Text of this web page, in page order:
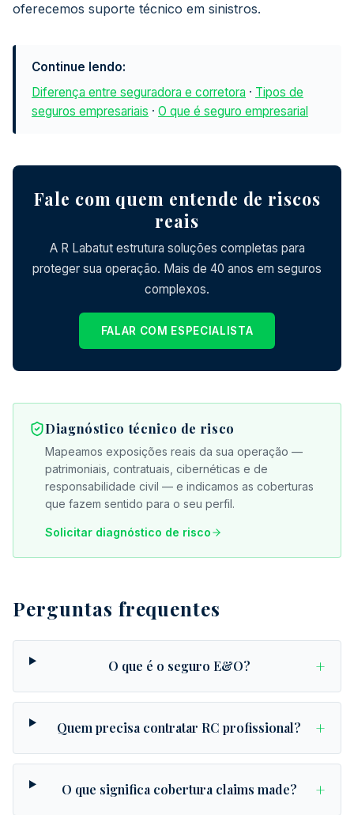
oferecemos suporte técnico em sinistros.
Continue lendo:
Diferença entre seguradora e corretora · Tipos de
seguros empresariais · O que é seguro empresarial
Fale com quem entende de riscos
reais
A R Labatut estrutura soluções completas para
proteger sua operação. Mais de 40 anos em seguros
complexos.
FALAR COM ESPECIALISTA
Diagnóstico técnico de risco
Mapeamos exposições reais da sua operação —
patrimoniais, contratuais, cibernéticas e de
responsabilidade civil — e indicamos as coberturas
que fazem sentido para o seu perfil.
Solicitar diagnóstico de risco
Perguntas frequentes
O que é o seguro E&O? +
Quem precisa contratar RC profissional? +
O que significa cobertura claims made? +